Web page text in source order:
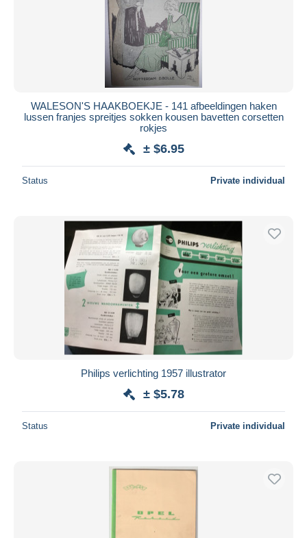
WALESON'S HAAKBOEKJE - 141 afbeeldingen haken
lussen franjes spreitjes sokken kousen bavetten corsetten
rokjes
± $6.95
Status Private individual
Philips verlichting 1957 illustrator
± $5.78
Status Private individual